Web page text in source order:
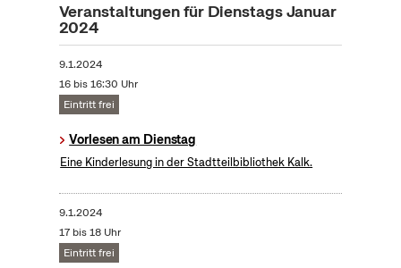
Veranstaltungen für Dienstags Januar
2024
9.1.2024
16 bis 16:30 Uhr
Eintritt frei
Vorlesen am Dienstag
Eine Kinderlesung in der Stadtteilbibliothek Kalk.
9.1.2024
17 bis 18 Uhr
Eintritt frei